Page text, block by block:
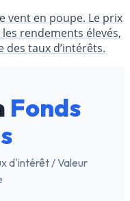
vent en poupe. Le prix
rendements élevés,
des taux d’intérêts.